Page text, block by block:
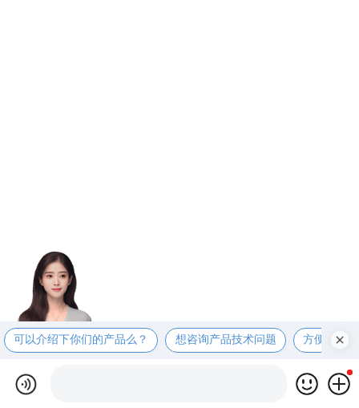
可以介绍下你们的产品么？ 想咨询产品技术问题 方便电话